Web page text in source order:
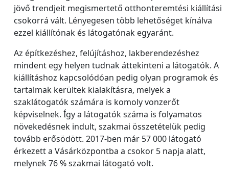
jövő trendjeit megismertető otthonteremtési kiállítási
csokorrá vált. Lényegesen több lehetőséget kínálva
ezzel kiállítónak és látogatónak egyaránt.
Az építkezéshez, felújításhoz, lakberendezéshez
mindent egy helyen tudnak áttekinteni a látogatók. A
kiállításhoz kapcsolódóan pedig olyan programok és
tartalmak kerültek kialakításra, melyek a
szaklátogatók számára is komoly vonzerőt
képviselnek. Így a látogatók száma is folyamatos
növekedésnek indult, szakmai összetételük pedig
tovább erősödött. 2017-ben már 57 000 látogató
érkezett a Vásárközpontba a csokor 5 napja alatt,
melynek 76 % szakmai látogató volt.